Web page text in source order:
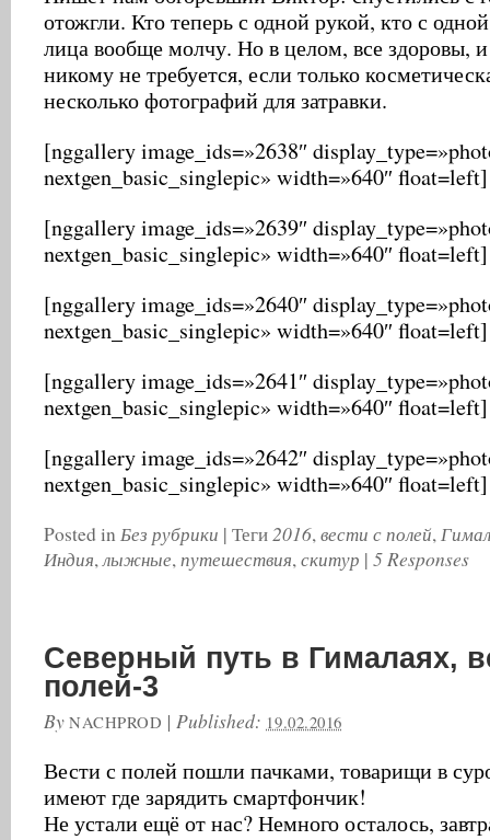
отожгли. Кто теперь с одной рукой, кто с
лица вообще молчу. Но в целом, все здоровы,
никому не требуется, если только
несколько фотографий для затравки.
[nggallery image_ids=»2638″
nextgen_basic_singlepic» width=»640″ float=left]
[nggallery image_ids=»2639″
nextgen_basic_singlepic» width=»640″ float=left]
[nggallery image_ids=»2640″
nextgen_basic_singlepic» width=»640″ float=left]
[nggallery image_ids=»2641″
nextgen_basic_singlepic» width=»640″ float=left]
[nggallery image_ids=»2642″
nextgen_basic_singlepic» width=»640″ float=left]
Posted inБез рубрики | Теги2016,вести с полей,
Индия,лыжные,путешествия,скитур | 5 Responses
Северный путь в Гималаях,
полей-3
By NACHPROD |Published: 19.02.2016
Вести с полей пошли пачками, товарищи в
имеют где зарядить смартфончик!
Не устали ещё от нас? Немного осталось,